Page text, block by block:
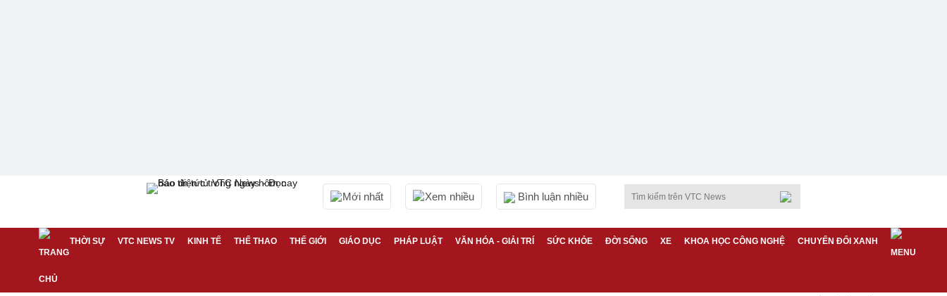
Mới nhất Xem nhiều Bình luận nhiều
THỜI SỰ VTC NEWS TV KINH TẾ THỂ THAO THẾ GIỚI GIÁO DỤC PHÁP LUẬT VĂN HÓA - GIẢI TRÍ SỨC KHỎE ĐỜI SỐNG XE KHOA HỌC CÔNG NGHỆ CHUYỂN ĐỔI XANH